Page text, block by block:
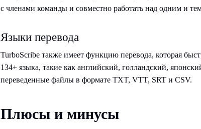
с членами команды и совместно работать над одним и
Языки перевода
TurboScribe также имеет функцию перевода, которая
134+ языка, такие как английский, голландский,
переведенные файлы в формате TXT, VTT, SRT и CSV.
Плюсы и минусы